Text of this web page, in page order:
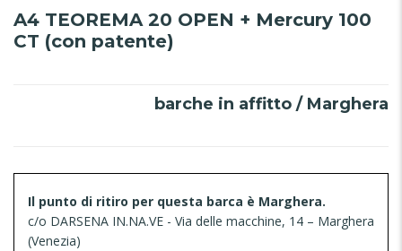
A4 TEOREMA 20 OPEN + Mercury 100
CT (con patente)
barche in affitto / Marghera
Il punto di ritiro per questa barca è Marghera.
c/o DARSENA IN.NA.VE - Via delle macchine, 14 – Marghera
(Venezia)